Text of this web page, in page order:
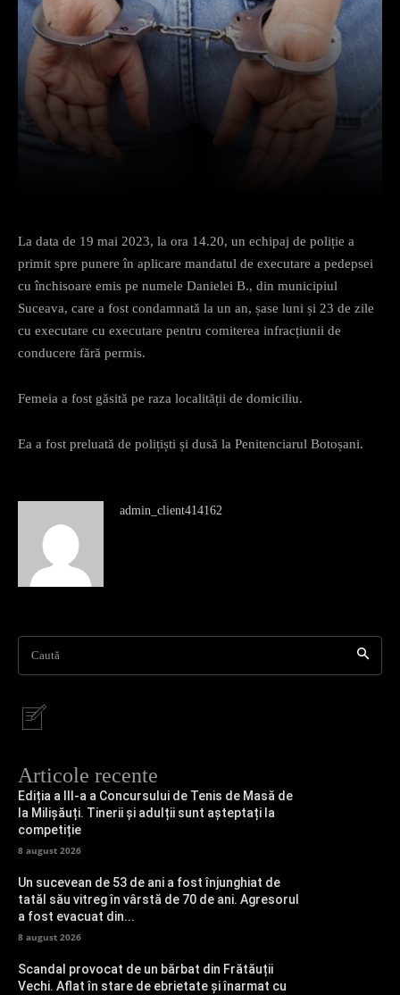
La data de 19 mai 2023, la ora 14.20, un echipaj de poliție a
primit spre punere în aplicare mandatul de executare a pedepsei
cu închisoare emis pe numele Danielei B., din municipiul
Suceava, care a fost condamnată la un an, șase luni și 23 de zile
cu executare cu executare pentru comiterea infracțiunii de
conducere fără permis.
Femeia a fost găsită pe raza localității de domiciliu.
Ea a fost preluată de polițiști și dusă la Penitenciarul Botoșani.
admin_client414162
Caută
Articole recente
Ediția a III-a a Concursului de Tenis de Masă de
la Milișăuți. Tinerii și adulții sunt așteptați la
competiție
8 august 2026
Un sucevean de 53 de ani a fost înjunghiat de
tatăl său vitreg în vârstă de 70 de ani. Agresorul
a fost evacuat din...
8 august 2026
Scandal provocat de un bărbat din Frătăuții
Vechi. Aflat în stare de ebrietate și înarmat cu